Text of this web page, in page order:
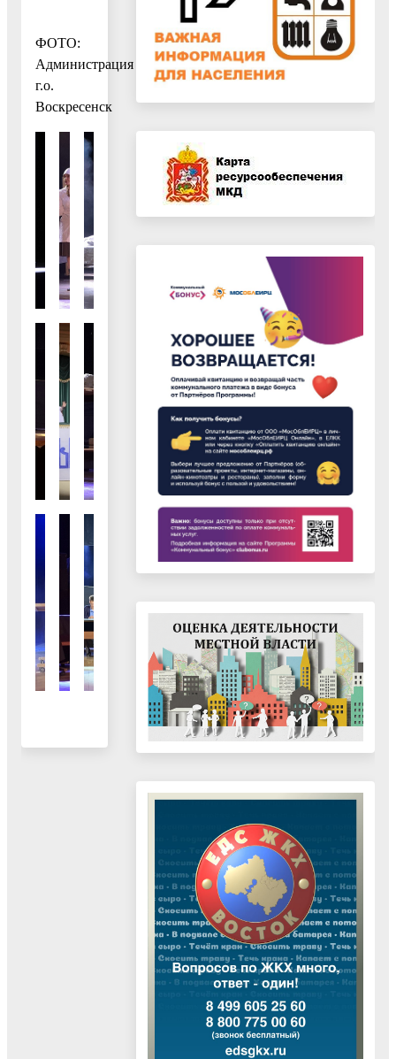
ФОТО:
Администрация
г.о.
Воскресенск